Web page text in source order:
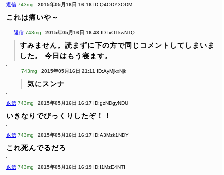
返信 743mg 2015年05月16日 16:16 ID:Q4ODY3ODM
これは痛いや～
返信 743mg 2015年05月16日 16:43 ID:IxOTkwNTQ
すみません。読まずに下の方で同じコメントしてしまいま
した。
今日はもう寝ます。
743mg 2015年05月16日 21:11 ID:AyMjkxNjk
気にスンナ
返信 743mg 2015年05月16日 16:17 ID:gzNDgyNDU
いきなりでびっくりしたぞ！！
返信 743mg 2015年05月16日 16:17 ID:A3Mzk1NDY
これ死んでるだろ
返信 743mg 2015年05月16日 16:19 ID:I1MzE4NTI